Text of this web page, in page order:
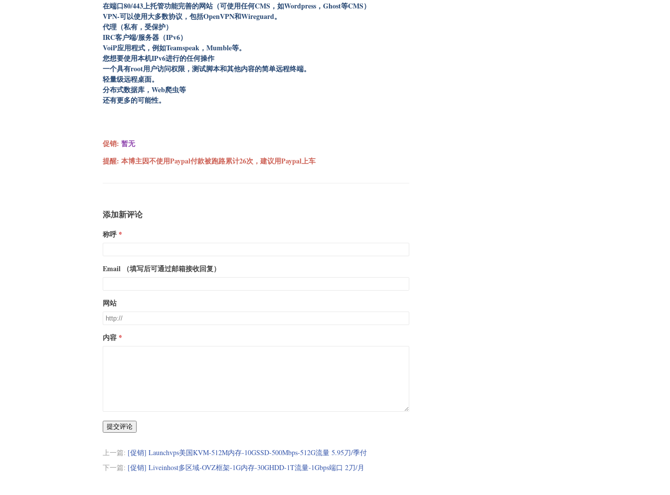
在端口80/443上托管功能完善的网站（可使用任何CMS，如Wordpress，Ghost等CMS）
VPN-可以使用大多数协议，包括OpenVPN和Wireguard。
代理（私有，受保护）
IRC客户端/服务器（IPv6）
VoiP应用程式，例如Teamspeak，Mumble等。
您想要使用本机IPv6进行的任何操作
一个具有root用户访问权限，测试脚本和其他内容的简单远程终端。
轻量级远程桌面。
分布式数据库，Web爬虫等
还有更多的可能性。
促销: 暂无
提醒: 本博主因不使用Paypal付款被跑路累计26次，建议用Paypal上车
添加新评论
称呼
Email （填写后可通过邮箱接收回复）
网站
内容
提交评论
上一篇: [促销] Launchvps美国KVM-512M内存-10GSSD-500Mbps-512G流量 5.95刀/季付
下一篇: [促销] Liveinhost多区域-OVZ框架-1G内存-30GHDD-1T流量-1Gbps端口 2刀/月